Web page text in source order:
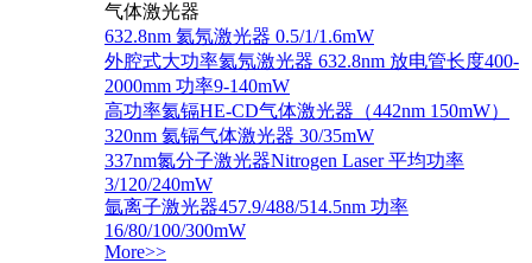
气体激光器
632.8nm 氦氖激光器 0.5/1/1.6mW
外腔式大功率氦氖激光器 632.8nm 放电管长度400-
2000mm 功率9-140mW
高功率氦镉HE-CD气体激光器（442nm 150mW）
320nm 氦镉气体激光器 30/35mW
337nm氮分子激光器Nitrogen Laser 平均功率
3/120/240mW
氩离子激光器457.9/488/514.5nm 功率
16/80/100/300mW
More>>